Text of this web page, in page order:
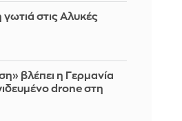
στις Αλυκές
βλέπει η Γερμανία
drone στη